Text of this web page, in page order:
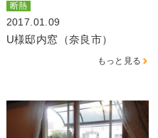
断熱
2017.01.09
U様邸内窓（奈良市）
もっと見る